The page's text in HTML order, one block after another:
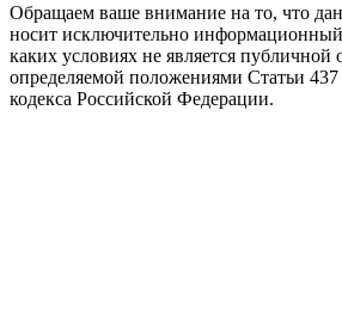
Обращаем ваше внимание на то, что
носит исключительно
каких условиях не является публичной
определяемой положениями Статьи 437
кодекса Российской Федерации.